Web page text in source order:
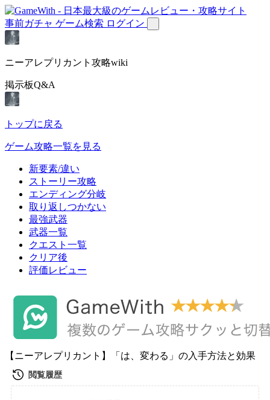
事前ガチャ ゲーム検索 ログイン
ニーアレプリカント攻略wiki
掲示板Q&A
トップに戻る
ゲーム攻略一覧を見る
新要素/違い
ストーリー攻略
エンディング分岐
取り返しつかない
最強武器
武器一覧
クエスト一覧
クリア後
評価レビュー
【ニーアレプリカント】「は、変わる」の入手方法と効果